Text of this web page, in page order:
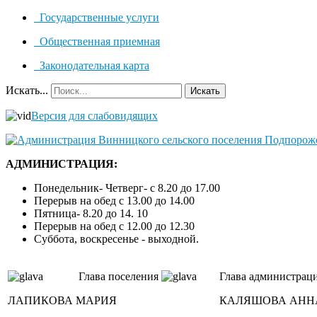
Государственные услуги
Общественная приемная
Законодательная карта
Искать... Искать
Версия для слабовидящих
АДМИНИСТРАЦИЯ:
Понедельник- Четверг- с 8.20 до 17.00
Перерыв на обед с 13.00 до 14.00
Пятница- 8.20 до 14. 10
Перерыв на обед с 12.00 до 12.30
Суббота, воскресенье - выходной.
Глава поселения
ЛАПИКОВА МАРИЯ
Глава
КАЛЯШОВА